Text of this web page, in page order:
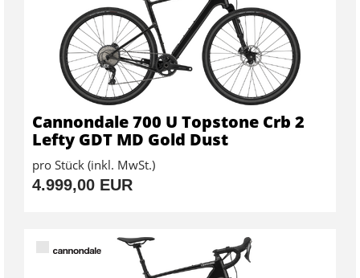
Cannondale 700 U Topstone Crb 2
Lefty GDT MD Gold Dust
pro Stück (inkl. MwSt.)
4.999,00 EUR